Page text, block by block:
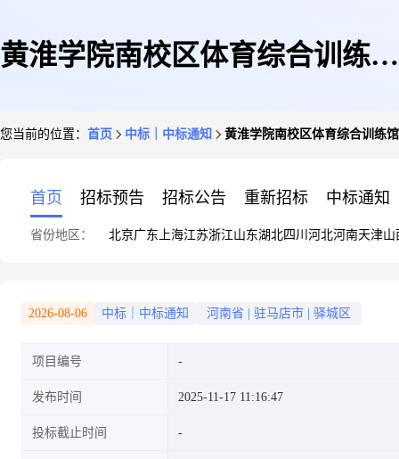
黄淮学院南校区体育综合训练馆
您当前的位置： 首页 中标｜中标通知 黄淮学院南校区体育综合训练
首页 招标预告 招标公告 重新招标 中标通知
省份地区： 北京广东 上海江苏浙江山东湖北四川 河北河南天津山
2026-08-06 中标｜中标通知 河南省 驻马店市 驿城区
项目编号
发布时间 2025-11-17 11:16:47
投标截止时间